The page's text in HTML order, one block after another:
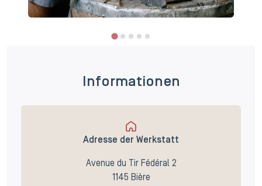
Informationen
Adresse der Werkstatt
Avenue du Tir Fédéral 2
1145 Bière